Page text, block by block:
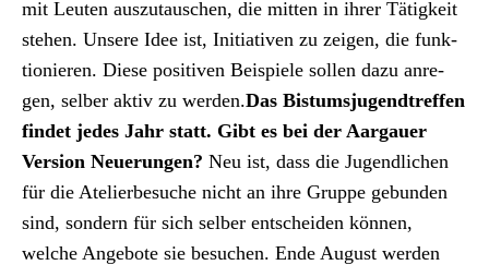
mit Leuten auszu­tauschen, die mit­ten in ihrer Tätigkeit
ste­hen. Unsere Idee ist, Ini­tia­tiv­en zu zeigen, die funk­
tion­ieren. Diese pos­i­tiv­en Beispiele sollen dazu anre­
gen, sel­ber aktiv zu wer­den.Das Bis­tum­sju­gendtr­e­f­fen
find­et jedes Jahr statt. Gibt es bei der Aar­gauer
Ver­sion Neuerun­gen? Neu ist, dass die Jugendlichen
für die Ate­lierbe­suche nicht an ihre Gruppe gebun­den
sind, son­dern für sich sel­ber entschei­den kön­nen,
welche Ange­bote sie besuchen. Ende August wer­den